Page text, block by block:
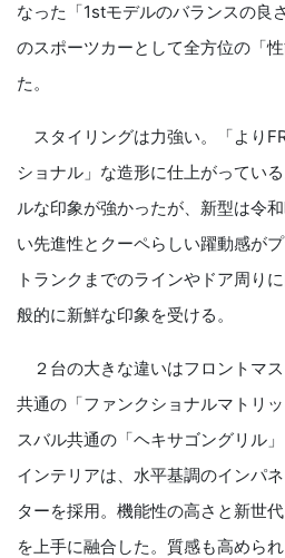
なった「1stモデルのバランスの良
のスポーツカーとして全方位の「
た。
スタイリングは力強い。「より
ショナル」な造形に仕上がってい
ルな印象が強かったが、新型は令
い先進性とクーペらしい躍動感が
トランクまでのラインやドア周り
般的に新鮮な印象を受ける。
２台の大きな違いはフロントマ
共通の「ファンクショナルマトリ
スバル共通の「ヘキサゴングリル」
インテリアは、水平基調のインパ
ターを採用。機能性の高さと新世
を上手に融合した。質感も高めら